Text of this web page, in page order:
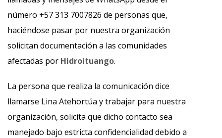
número +57 313 7007826 de personas que,
haciéndose pasar por nuestra organización
solicitan documentación a las comunidades
afectadas por Hidroituango.
La persona que realiza la comunicación dice
llamarse Lina Atehortúa y trabajar para nuestra
organización, solicita que dicho contacto sea
manejado bajo estricta confidencialidad debido a